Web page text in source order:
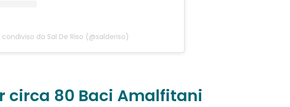
da Sal De Riso (@salderiso)
circa 80 Baci Amalfitani